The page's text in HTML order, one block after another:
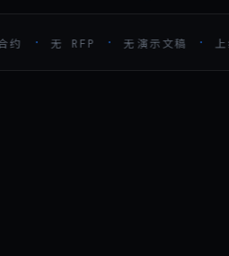
· 无 RFP · 无演示文稿 · 上线